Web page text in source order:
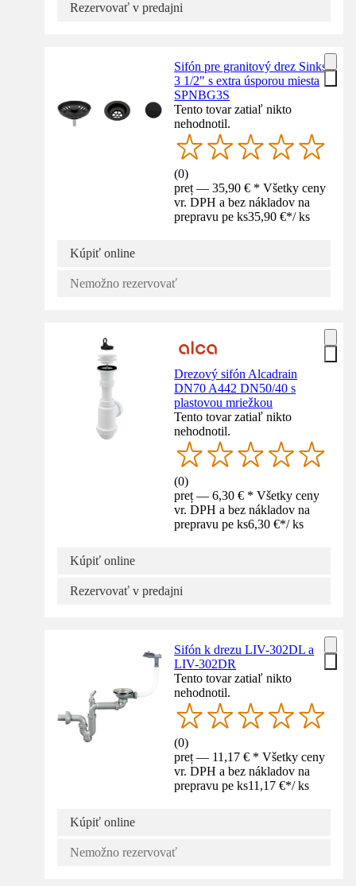
Rezervovať v predajni
Sifón pre granitový drez Sinks
3 1/2" s extra úsporou miesta
SPNBG3S
Tento tovar zatiaľ nikto
nehodnotil.
(0)
preț — 35,90 € * Všetky ceny
vr. DPH a bez nákladov na
prepravu pe ks35,90 €*/ ks
Kúpiť online
Nemožno rezervovať
Drezový sifón Alcadrain
DN70 A442 DN50/40 s
plastovou mriežkou
Tento tovar zatiaľ nikto
nehodnotil.
(0)
preț — 6,30 € * Všetky ceny
vr. DPH a bez nákladov na
prepravu pe ks6,30 €*/ ks
Kúpiť online
Rezervovať v predajni
Sifón k drezu LIV-302DL a
LIV-302DR
Tento tovar zatiaľ nikto
nehodnotil.
(0)
preț — 11,17 € * Všetky ceny
vr. DPH a bez nákladov na
prepravu pe ks11,17 €*/ ks
Kúpiť online
Nemožno rezervovať